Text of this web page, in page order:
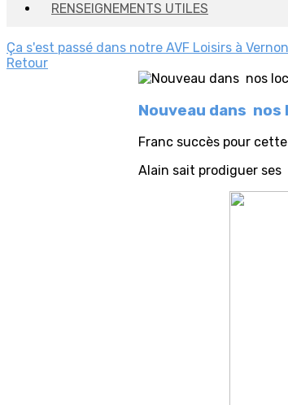
RENSEIGNEMENTS UTILES
Ça s'est passé dans notre AVF Loisirs à
Retour
Nouveau dans
Franc succès pour
Alain sait prodiguer ses